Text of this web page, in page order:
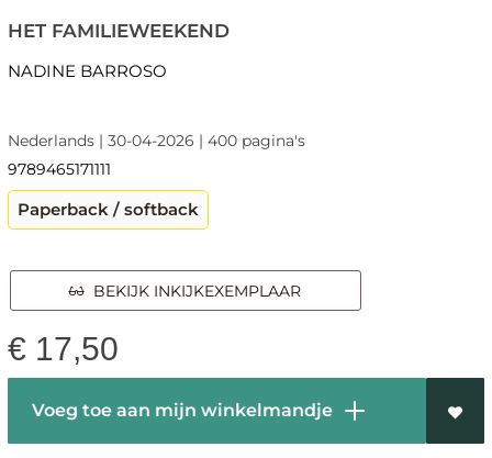
HET FAMILIEWEEKEND
NADINE BARROSO
Nederlands | 30-04-2026 | 400 pagina's
9789465171111
Paperback / softback
BEKIJK INKIJKEXEMPLAAR
€ 17,50
Voeg toe aan mijn winkelmandje